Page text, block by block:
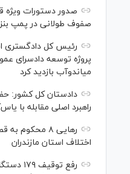
صدور دستورات
صفوف طولانی در پمپ
رئیس کل دادگستری
پروژه توسعه دادسرای
میاندوآب بازدید کرد
دادستان کل کشور:
راهبرد اصلی مقابله با
رهایی ۸
اختلاف استان مازندران
رفع